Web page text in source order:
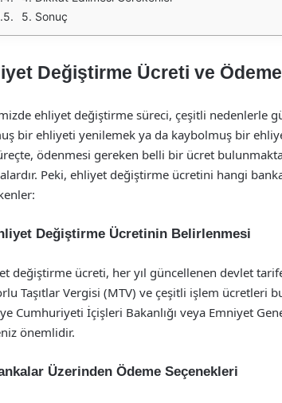
5. Sonuç
Değiştirme Ücreti ve
ehliyet değiştirme süreci, çeşitli nedenlerle
bir ehliyeti yenilemek ya da kaybolmuş bir
ödenmesi gereken belli bir ücret
Peki, ehliyet değiştirme ücretini hangi
Değiştirme Ücretinin Belirlenmesi
değiştirme ücreti, her yıl güncellenen devlet
Taşıtlar Vergisi (MTV) ve çeşitli işlem ücretleri
Cumhuriyeti İçişleri Bakanlığı veya Emniyet
önemlidir.
Üzerinden Ödeme Seçenekleri